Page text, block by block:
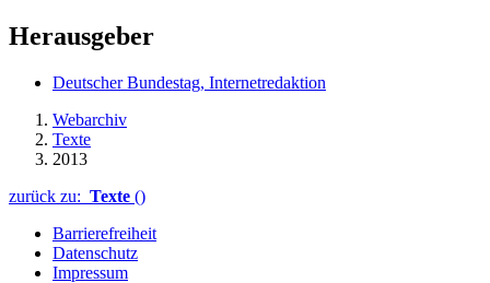
Herausgeber
Deutscher Bundestag, Internetredaktion
Webarchiv
Texte
2013
zurück zu: Texte ()
Barrierefreiheit
Datenschutz
Impressum